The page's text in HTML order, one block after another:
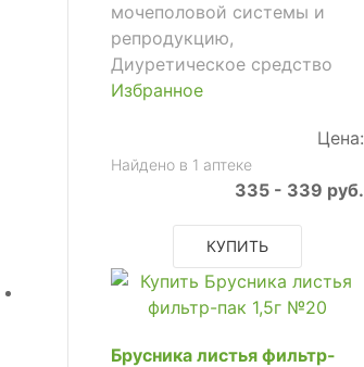
мочеполовой системы и
репродукцию,
Диуретическое средство
Избранное
Цена:
Найдено в 1 аптеке
335 - 339 руб.
КУПИТЬ
Брусника листья фильтр-